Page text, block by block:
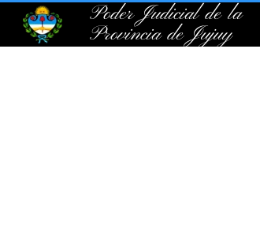
Poder Judicial de la
Provincia de Jujuy